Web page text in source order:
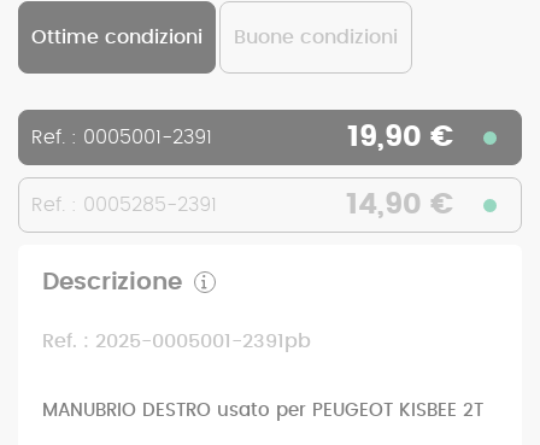
Ottime condizioni Buone condizioni
Ref. : 0005001-2391 19,90 €
Ref. : 0005285-2391 14,90 €
Descrizione
Ref. : 2025-0005001-2391pb
MANUBRIO DESTRO usato per PEUGEOT KISBEE 2T